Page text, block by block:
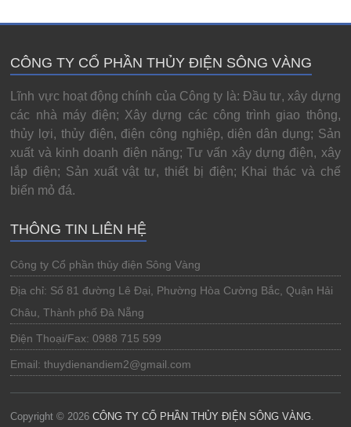
CÔNG TY CỔ PHẦN THỦY ĐIỆN SÔNG VÀNG
Lĩnh vực hoạt động chính của Công ty là: Đầu tư, xây dựng
các nhà máy điện; Xây dựng các công trình giao thông,
thủy lợi, thủy điện, điện công nghiệp, diện dân dụng; Sản
xuất và kinh doanh điện năng; Tư vấn xây dựng điện, xây
lắp điện; Sản xuất vật tư, thiết bị điện; Khai thác và chế
biến mỏ đá.
THÔNG TIN LIÊN HỆ
Công ty Cổ phần thủy điện Sông Vàng
Địa chỉ: Số 81 đường Lê Đại, Phường Hòa Cường Bắc, Quận Hải
Châu, Thành phố Đà Nẵng
Điện Thoại/Fax: 0988 715 599
Email: thuydienandiem2@gmail.com
Copyright © 2026CÔNG TY CỔ PHẦN THỦY ĐIỆN SÔNG VÀNG.